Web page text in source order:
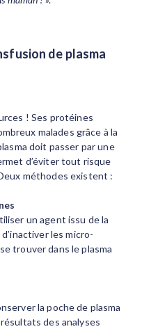
de plasma
! Ses protéines
malades grâce à la
doit passer par une
d’éviter tout risque
méthodes existent :
un agent issu de la
les micro-
trouver dans le plasma
la poche de plasma
des analyses